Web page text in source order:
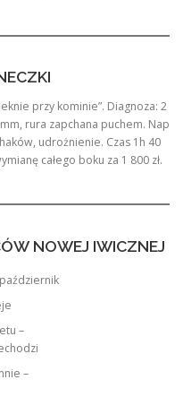
przy kominie”. Diagnoza: 2
rura zapchana puchem. Nap
udrożnienie. Czas 1h 40
całego boku za 1 800 zł.
NOWEJ IWICZNEJ
–
–